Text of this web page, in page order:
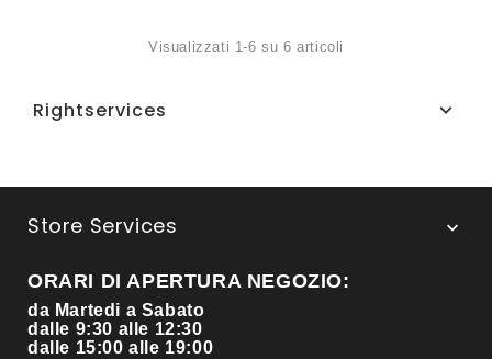
Visualizzati 1-6 su 6 articoli
Rightservices 
Store Services 
ORARI DI APERTURA NEGOZIO:
da Martedi a Sabato
dalle 9:30 alle 12:30
dalle 15:00 alle 19:00